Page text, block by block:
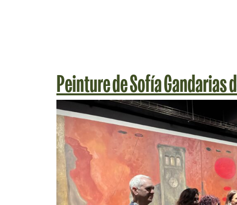
Peinture de Sofía Gandarias